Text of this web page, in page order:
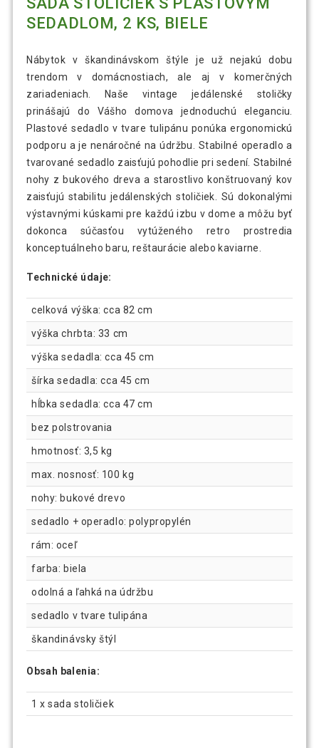
SEDADLOM, 2 KS, BIELE
Nábytok v škandinávskom štýle je už nejakú dobu
trendom v domácnostiach, ale aj v komerčných
zariadeniach. Naše vintage jedálenské stoličky
prinášajú do Vášho domova jednoduchú eleganciu.
Plastové sedadlo v tvare tulipánu ponúka ergonomickú
podporu a je nenáročné na údržbu. Stabilné operadlo a
tvarované sedadlo zaisťujú pohodlie pri sedení. Stabilné
nohy z bukového dreva a starostlivo konštruovaný kov
zaisťujú stabilitu jedálenských stoličiek. Sú dokonalými
výstavnými kúskami pre každú izbu v dome a môžu byť
dokonca súčasťou vytúženého retro prostredia
konceptuálneho baru, reštaurácie alebo kaviarne.
Technické údaje:
celková výška: cca 82 cm
výška chrbta: 33 cm
výška sedadla: cca 45 cm
šírka sedadla: cca 45 cm
hĺbka sedadla: cca 47 cm
bez polstrovania
hmotnosť: 3,5 kg
max. nosnosť: 100 kg
nohy: bukové drevo
sedadlo + operadlo: polypropylén
rám: oceľ
farba: biela
odolná a ľahká na údržbu
sedadlo v tvare tulipána
škandinávsky štýl
Obsah balenia:
1 x sada stoličiek